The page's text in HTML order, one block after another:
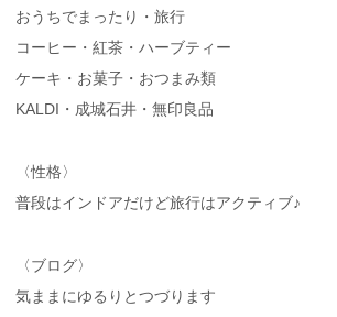
おうちでまったり・旅行
コーヒー・紅茶・ハーブティー
ケーキ・お菓子・おつまみ類
KALDI・成城石井・無印良品
〈性格〉
普段はインドアだけど旅行はアクティブ♪
〈ブログ〉
気ままにゆるりとつづります